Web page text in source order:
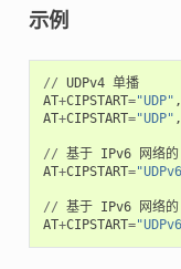
示例
// UDPv4 单播
AT+CIPSTART="UDP" ,
AT+CIPSTART="UDP" ,
// 基于 IPv6 网络的
AT+CIPSTART=
// 基于 IPv6 网络的
AT+CIPSTART=